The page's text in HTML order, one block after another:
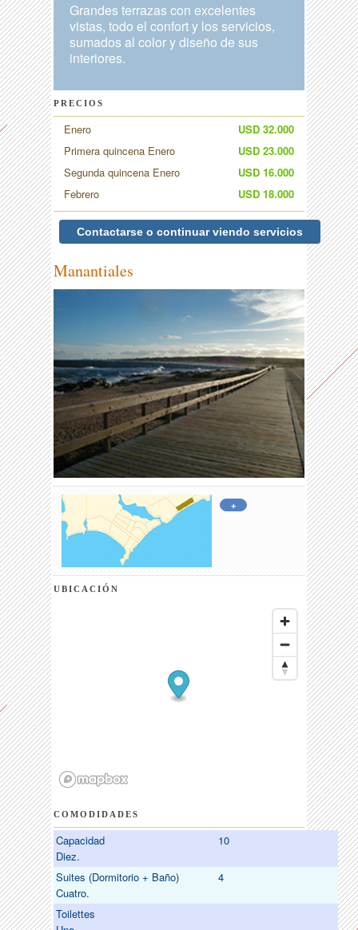
Grandes terrazas con excelentes
vistas, todo el confort y los servicios,
sumados al color y diseño de sus
interiores.
PRECIOS
Enero
USD 32.000
Primera quincena Enero
USD 23.000
Segunda quincena Enero
USD 16.000
Febrero
USD 18.000
Contactarse o continuar viendo servicios
Manantiales
+
UBICACIÓN
COMODIDADES
Capacidad
10
Diez.
Suites (Dormitorio + Baño)
4
Cuatro.
Toilettes